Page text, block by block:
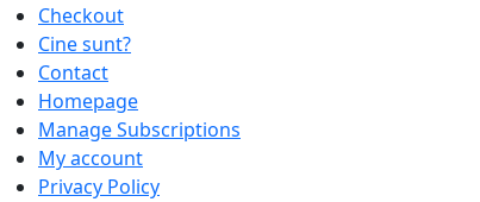
Checkout
Cine sunt?
Contact
Homepage
Manage Subscriptions
My account
Privacy Policy